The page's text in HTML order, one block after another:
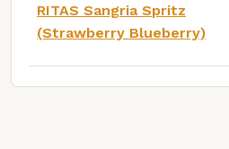
RITAS Sangria Spritz
(Strawberry Blueberry)